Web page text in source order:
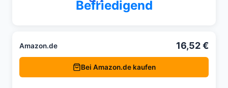
Befriedigend
Amazon.de 16,52 €
Bei Amazon.de kaufen